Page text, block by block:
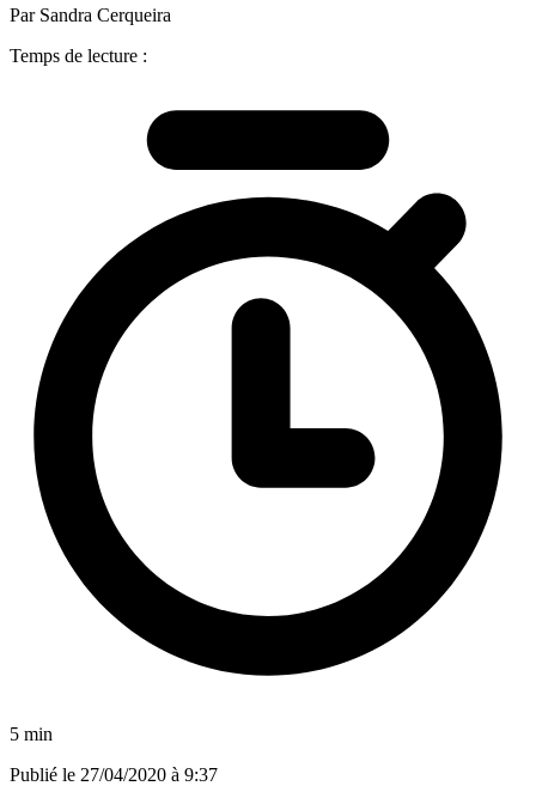
Par Sandra Cerqueira
Temps de lecture :
5 min
Publié le 27/04/2020 à 9:37